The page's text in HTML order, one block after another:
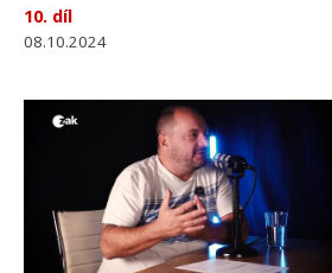
10. díl
08.10.2024